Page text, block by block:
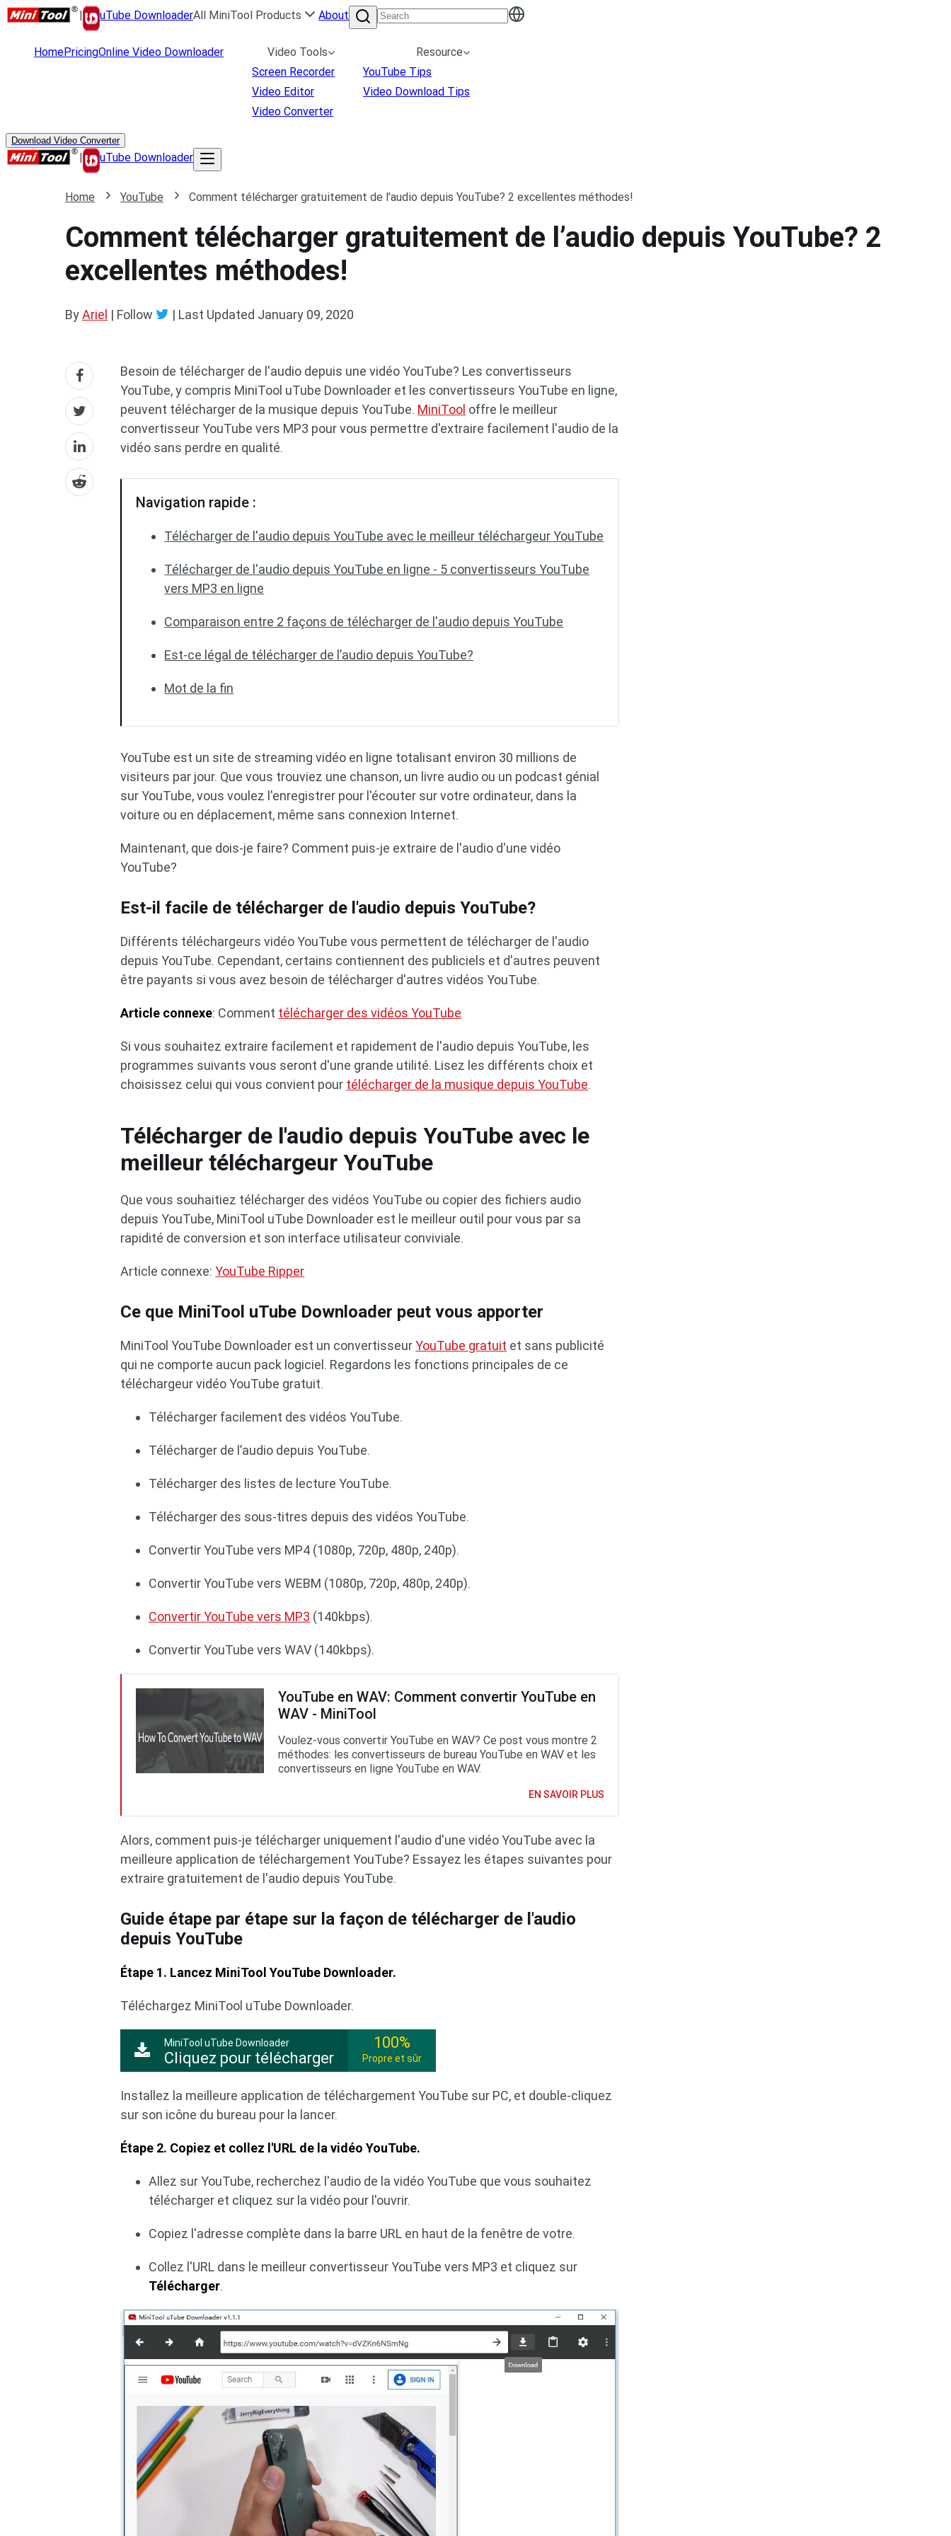
| uTube DownloaderAll MiniTool Products About
HomePricingOnline Video Downloader
Video Tools
Screen Recorder
Video Editor
Video Converter
Resource
YouTube Tips
Video Download Tips
Download Video Converter
| uTube Downloader
Home YouTube Comment télécharger gratuitement de l’audio depuis YouTube? 2 excellentes méthodes!
Comment télécharger gratuitement de l’audio depuis YouTube? 2
excellentes méthodes!
ByAriel | Follow | Last Updated January 09, 2020
Besoin de télécharger de l'audio depuis une vidéo YouTube? Les convertisseurs
YouTube, y compris MiniTool uTube Downloader et les convertisseurs YouTube en ligne,
peuvent télécharger de la musique depuis YouTube. MiniTool offre le meilleur
convertisseur YouTube vers MP3 pour vous permettre d'extraire facilement l'audio de la
vidéo sans perdre en qualité.
Navigation rapide :
Télécharger de l'audio depuis YouTube avec le meilleur téléchargeur YouTube
Télécharger de l'audio depuis YouTube en ligne - 5 convertisseurs YouTube
vers MP3 en ligne
Comparaison entre 2 façons de télécharger de l'audio depuis YouTube
Est-ce légal de télécharger de l’audio depuis YouTube?
Mot de la fin
YouTube est un site de streaming vidéo en ligne totalisant environ 30 millions de
visiteurs par jour. Que vous trouviez une chanson, un livre audio ou un podcast génial
sur YouTube, vous voulez l'enregistrer pour l'écouter sur votre ordinateur, dans la
voiture ou en déplacement, même sans connexion Internet.
Maintenant, que dois-je faire? Comment puis-je extraire de l'audio d'une vidéo
YouTube?
Est-il facile de télécharger de l'audio depuis YouTube?
Différents téléchargeurs vidéo YouTube vous permettent de télécharger de l'audio
depuis YouTube. Cependant, certains contiennent des publiciels et d'autres peuvent
être payants si vous avez besoin de télécharger d'autres vidéos YouTube.
Article connexe: Comment télécharger des vidéos YouTube
Si vous souhaitez extraire facilement et rapidement de l'audio depuis YouTube, les
programmes suivants vous seront d'une grande utilité. Lisez les différents choix et
choisissez celui qui vous convient pour télécharger de la musique depuis YouTube.
Télécharger de l'audio depuis YouTube avec le
meilleur téléchargeur YouTube
Que vous souhaitiez télécharger des vidéos YouTube ou copier des fichiers audio
depuis YouTube, MiniTool uTube Downloader est le meilleur outil pour vous par sa
rapidité de conversion et son interface utilisateur conviviale.
Article connexe:YouTube Ripper
Ce que MiniTool uTube Downloader peut vous apporter
MiniTool YouTube Downloader est un convertisseurYouTube gratuit et sans publicité
qui ne comporte aucun pack logiciel. Regardons les fonctions principales de ce
téléchargeur vidéo YouTube gratuit.
Télécharger facilement des vidéos YouTube.
Télécharger de l’audio depuis YouTube.
Télécharger des listes de lecture YouTube.
Télécharger des sous-titres depuis des vidéos YouTube.
Convertir YouTube vers MP4 (1080p, 720p, 480p, 240p).
Convertir YouTube vers WEBM (1080p, 720p, 480p, 240p).
Convertir YouTube vers MP3 (140kbps).
Convertir YouTube vers WAV (140kbps).
YouTube en WAV: Comment convertir YouTube en
WAV - MiniTool
Voulez-vous convertir YouTube en WAV? Ce post vous montre 2
méthodes: les convertisseurs de bureau YouTube en WAV et les
convertisseurs en ligne YouTube en WAV.
EN SAVOIR PLUS
Alors, comment puis-je télécharger uniquement l'audio d'une vidéo YouTube avec la
meilleure application de téléchargement YouTube? Essayez les étapes suivantes pour
extraire gratuitement de l'audio depuis YouTube.
Guide étape par étape sur la façon de télécharger de l'audio
depuis YouTube
Étape 1. Lancez MiniTool YouTube Downloader.
Téléchargez MiniTool uTube Downloader.
MiniTool uTube Downloader
Cliquez pour télécharger
100%
Propre et sûr
Installez la meilleure application de téléchargement YouTube sur PC, et double-cliquez
sur son icône du bureau pour la lancer.
Étape 2. Copiez et collez l'URL de la vidéo YouTube.
Allez sur YouTube, recherchez l'audio de la vidéo YouTube que vous souhaitez
télécharger et cliquez sur la vidéo pour l'ouvrir.
Copiez l'adresse complète dans la barre URL en haut de la fenêtre de votre.
Collez l'URL dans le meilleur convertisseur YouTube vers MP3 et cliquez sur
Télécharger.